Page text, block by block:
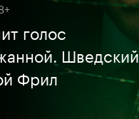
голос
Шведский
Фрил